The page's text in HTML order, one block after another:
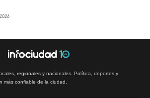
regionales y nacionales. Política, deportes y
más confiable de la ciudad.